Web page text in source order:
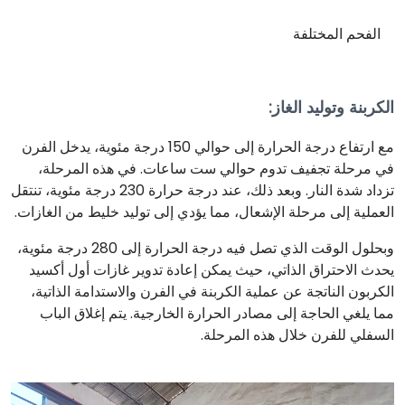
الفحم المختلفة
الكربنة وتوليد الغاز:
مع ارتفاع درجة الحرارة إلى حوالي 150 درجة مئوية، يدخل الفرن
في مرحلة تجفيف تدوم حوالي ست ساعات. في هذه المرحلة،
تزداد شدة النار. وبعد ذلك، عند درجة حرارة 230 درجة مئوية، تنتقل
العملية إلى مرحلة الإشعال، مما يؤدي إلى توليد خليط من الغازات.
وبحلول الوقت الذي تصل فيه درجة الحرارة إلى 280 درجة مئوية،
يحدث الاحتراق الذاتي، حيث يمكن إعادة تدوير غازات أول أكسيد
الكربون الناتجة عن عملية الكربنة في الفرن والاستدامة الذاتية،
مما يلغي الحاجة إلى مصادر الحرارة الخارجية. يتم إغلاق الباب
السفلي للفرن خلال هذه المرحلة.